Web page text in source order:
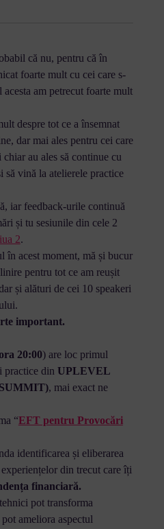
că nu, pentru că în
foarte mult cu cei care s-
am petrecut foarte mult
despre tot ce a însemnat
dar mai ales pentru cei care
au ales să continue cu
vină la atelierele practice
iar feedback-urile continuă
și tu sesiunile din cele 2
2.
în acest moment, mă și bucur
pentru tot ce am reușit
și alături de cei 10 speakeri
important.
20:00) are loc primul
practice din UPLEVEL
, mai exact ne
“EFT pentru Provocări
identificarea și eliberarea
din trecut care îți
financiară.
pot transforma
ameliora aspectul